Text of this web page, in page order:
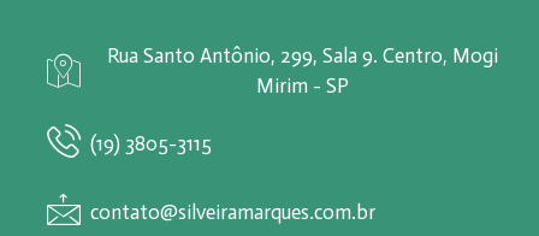
Rua Santo Antônio, 299, Sala 9. Centro, Mogi
Mirim - SP
(19) 3805-3115
contato@silveiramarques.com.br